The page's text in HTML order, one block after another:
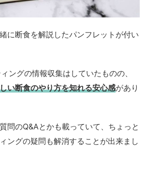
に断食を解説したパンフレットが付い
ングの情報収集はしていたものの、
い断食のやり方を知れる安心感があり
問のQ&Aとかも載っていて、ちょっと
ングの疑問も解消することが出来まし